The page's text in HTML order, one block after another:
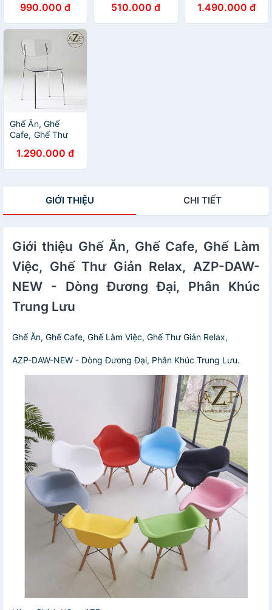
Giản Relax Nhựa
Trong Suốt
Arcylic, AZP-
DSPC - Dòng
Đương Đại, Phân
Khúc Trung Lưu
990.000 đ
Giản Relax, XẾP
CHỒNG / CẤT
510.000 đ
Suốt Arcylic,
Khung Thép Mạ
1.490.000 đ
Ghế Ăn, Ghế
Cafe, Ghế Thư
Suốt Arcylic,
Khung Thép Mạ
chồng tiện lợi
1.290.000 đ
GIỚI THIỆU CHI TIẾT
Giới thiệu Ghế Ăn, Ghế Cafe, Ghế Làm
Việc, Ghế Thư Giản Relax, AZP-DAW-
NEW - Dòng Đương Đại, Phân Khúc
Trung Lưu
Ghế Ăn, Ghế Cafe, Ghế Làm Việc, Ghế Thư Giản Relax,
AZP-DAW-NEW - Dòng Đương Đại, Phân Khúc Trung Lưu.